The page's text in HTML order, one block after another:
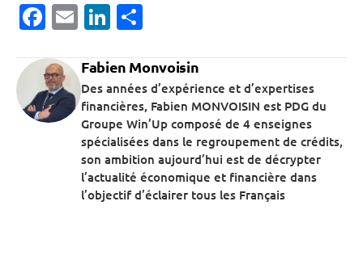
Facebook
EmailLinkedIn
Fabien Monvoisin
Des années d’expérience et d’expertises
financières, Fabien MONVOISIN est PDG du
Groupe Win’Up composé de 4 enseignes
spécialisées dans le regroupement de crédits,
son ambition aujourd’hui est de décrypter
l’actualité économique et financière dans
l’objectif d’éclairer tous les Français